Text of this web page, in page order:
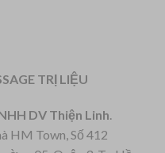
TRỊ LIỆU
DV Thiện Linh.
HM Town, Số 412